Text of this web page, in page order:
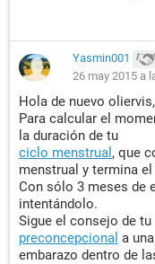
Yasmin001
26 may 2015 a
Hola de nuevo oliervis,
Para calcular el
la duración de tu
ciclo menstrual , que
menstrual y termina
Con sólo 3 meses de
intentándolo.
Sigue el consejo de
preconcepcional a
embarazo dentro de